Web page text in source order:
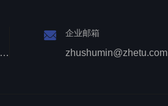
上海张江医疗器械产业基地（瑞庆路528号）
企业邮箱
zhushumin@zhetu.com